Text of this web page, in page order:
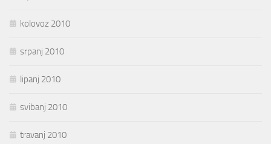
kolovoz 2010
srpanj 2010
lipanj 2010
svibanj 2010
travanj 2010